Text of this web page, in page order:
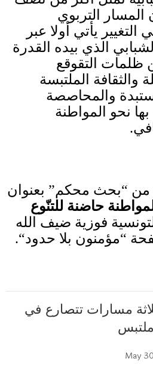
المسار التربوي
التغيير يأتي أولا عبر
الذي بيده القدرة
ظلمات التقوقع
والثقافة الملتبسة
والمحاصصة
نحو المواطنة
.
من “بحث محكم” بعنوان
حاضنة للتنّوع
فوزية ضيف الله
“مؤمنون بلا حدود“.
ثلاثة مسارات تتصارع في
May